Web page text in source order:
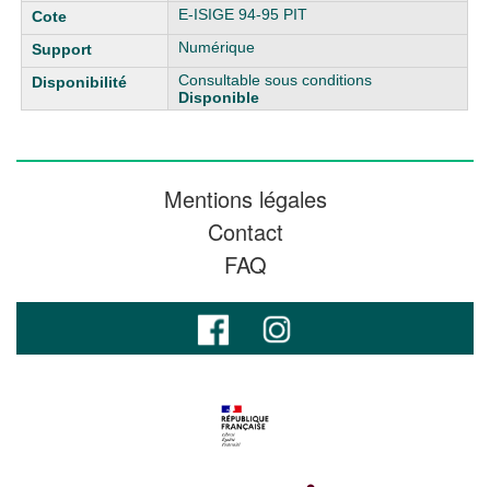
E-ISIGE 94-95 PIT
Numérique
Consultable sous conditions
Disponible
Mentions légales
Contact
FAQ